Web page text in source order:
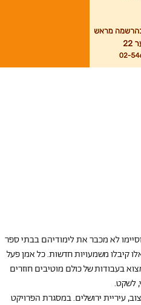
לא מכבר את לימודיהם בבתי ספר
ואלו קיבלו משמעויות חדשות. כל אמן פעל
בעבודות של כולם מוטיבים חוזרים
לשקט.
עיריית ירושלים. במסגרת הפרויקט